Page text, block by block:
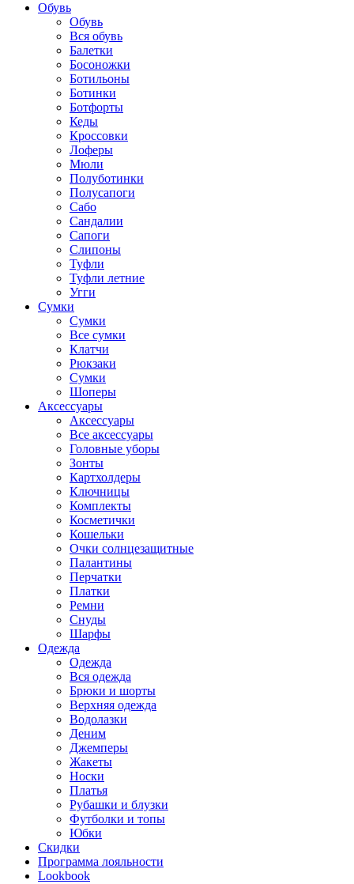
Обувь
Обувь
Вся обувь
Балетки
Босоножки
Ботильоны
Ботинки
Ботфорты
Кеды
Кроссовки
Лоферы
Мюли
Полуботинки
Полусапоги
Сабо
Сандалии
Сапоги
Слипоны
Туфли
Туфли летние
Угги
Сумки
Сумки
Все сумки
Клатчи
Рюкзаки
Сумки
Шоперы
Аксессуары
Аксессуары
Все аксессуары
Головные уборы
Зонты
Картхолдеры
Ключницы
Комплекты
Косметички
Кошельки
Очки солнцезащитные
Палантины
Перчатки
Платки
Ремни
Снуды
Шарфы
Одежда
Одежда
Вся одежда
Брюки и шорты
Верхняя одежда
Водолазки
Деним
Джемперы
Жакеты
Носки
Платья
Рубашки и блузки
Футболки и топы
Юбки
Скидки
Программа лояльности
Lookbook